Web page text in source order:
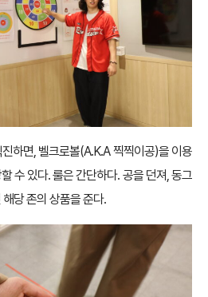
하면, 벨크로볼(A.K.A 찍찍이공)을 이용
수 있다. 룰은 간단하다. 공을 던져, 동그
당 존의 상품을 준다.